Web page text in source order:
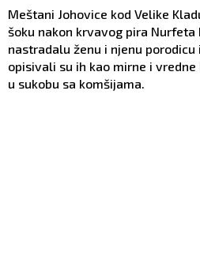
Meštani Johovice kod Velike
šoku nakon krvavog pira Nurfeta
nastradalu ženu i njenu
opisivali su ih kao mirne i
u sukobu sa komšijama.